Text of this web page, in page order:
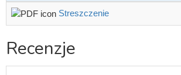
Streszczenie
Recenzje